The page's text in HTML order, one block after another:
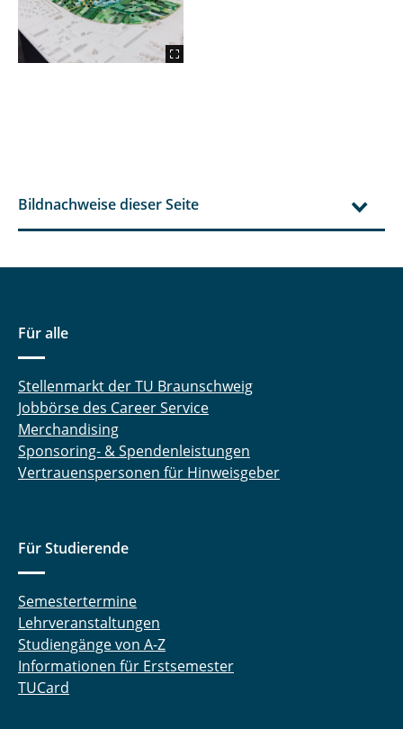
Bildnachweise dieser Seite
Für alle
Stellenmarkt der TU Braunschweig
Jobbörse des Career Service
Merchandising
Sponsoring- & Spendenleistungen
Vertrauenspersonen für Hinweisgeber
Für Studierende
Semestertermine
Lehrveranstaltungen
Studiengänge von A-Z
Informationen für Erstsemester
TUCard